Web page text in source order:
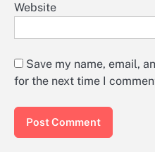
Website
Save my name, email,
for the next time I